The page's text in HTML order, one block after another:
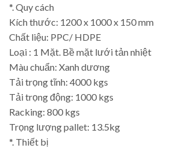
*. Quy cách
Kích thước: 1200 x 1000 x 150 mm
Chất liệu: PPC/ HDPE
Loại : 1 Mặt. Bề mặt lưới tản nhiệt
Màu chuẩn: Xanh dương
Tải trọng tĩnh: 4000 kgs
Tải trọng động: 1000 kgs
Racking: 800 kgs
Trọng lượng pallet: 13.5kg
*. Thiết bị